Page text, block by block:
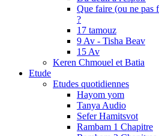
Que faire (ou ne pas
?
17 tamouz
9 Av - Tisha Beav
15 Av
Keren Chmouel et Batia
Etude
Etudes quotidiennes
Hayom yom
Tanya Audio
Sefer Hamitsvot
Rambam 1 Chapitre